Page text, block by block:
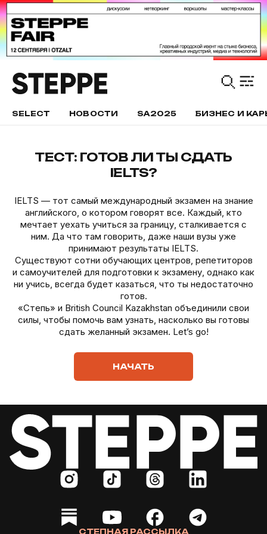
SELECT НОВОСТИ SA2025 БИЗНЕС И
ТЕСТ: ГОТОВ ЛИ ТЫ СДАТЬ
IELTS?
IELTS — тот самый международный экзамен на знание
английского, о котором говорят все. Каждый, кто
мечтает уехать учиться за границу, сталкивается с
ним. Да что там говорить, даже наши вузы уже
принимают результаты IELTS.
Существуют сотни обучающих центров, репетиторов
и самоучителей для подготовки к экзамену, однако как
ни учись, всегда будет казаться, что ты недостаточно
готов.
«Степь» и British Council Kazakhstan объединили свои
силы, чтобы помочь вам узнать, насколько вы готовы
сдать желанный экзамен. Let’s go!
НАЧАТЬ
СТЕПНАЯ РАССЫЛКА